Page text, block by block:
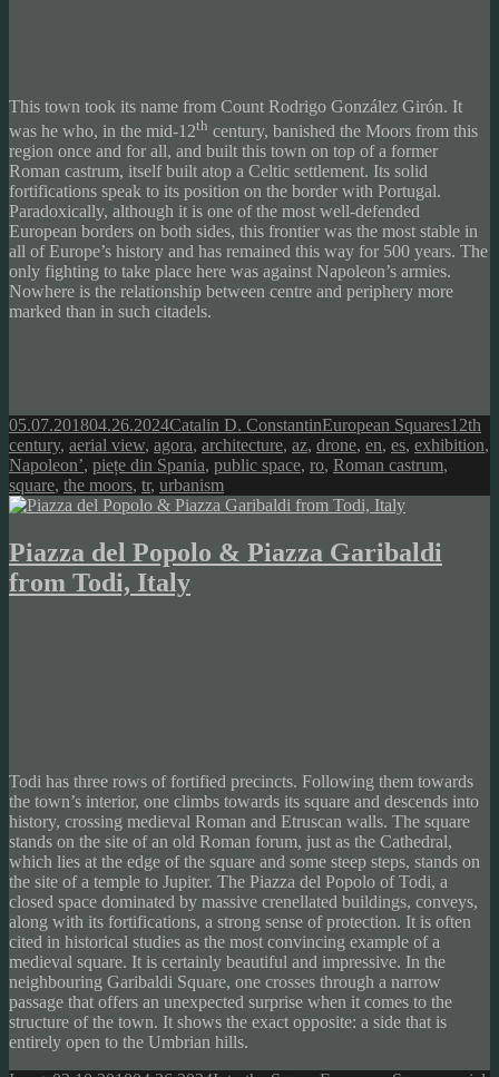
This town took its name from Count Rodrigo González Girón. It
was he who, in the mid-12th century, banished the Moors from this
region once and for all, and built this town on top of a former
Roman castrum, itself built atop a Celtic settlement. Its solid
fortifications speak to its position on the border with Portugal.
Paradoxically, although it is one of the most well-defended
European borders on both sides, this frontier was the most stable in
all of Europe’s history and has remained this way for 500 years. The
only fighting to take place here was against Napoleon’s armies.
Nowhere is the relationship between centre and periphery more
marked than in such citadels.
Posted
on
05.07.201804.26.2024Author
Catalin D. ConstantinCategories
European SquaresTags
12th
century, aerial view, agora, architecture, az, drone, en, es, exhibition,
Napoleon’, piețe din Spania, public space, ro, Roman castrum,
square, the moors, tr, urbanism
Piazza del Popolo & Piazza Garibaldi
from Todi, Italy
Todi has three rows of fortified precincts. Following them towards
the town’s interior, one climbs towards its square and descends into
history, crossing medieval Roman and Etruscan walls. The square
stands on the site of an old Roman forum, just as the Cathedral,
which lies at the edge of the square and some steep steps, stands on
the site of a temple to Jupiter. The Piazza del Popolo of Todi, a
closed space dominated by massive crenellated buildings, conveys,
along with its fortifications, a strong sense of protection. It is often
cited in historical studies as the most convincing example of a
medieval square. It is certainly beautiful and impressive. In the
neighbouring Garibaldi Square, one crosses through a narrow
passage that offers an unexpected surprise when it comes to the
structure of the town. It shows the exact opposite: a side that is
entirely open to the Umbrian hills.